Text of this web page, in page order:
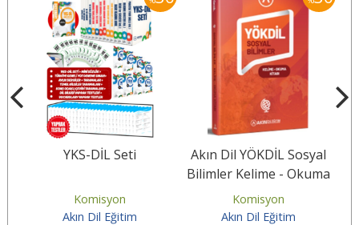
YKS-DİL Seti
Komisyon
Akın Dil Eğitim
Akın Dil YÖKDİL Sosyal
Bilimler Kelime - Okuma
Kitabı
Komisyon
Akın Dil Eğitim